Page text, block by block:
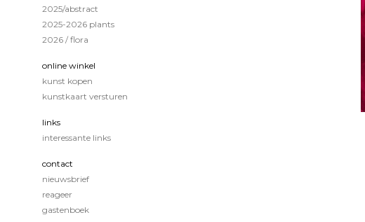
2025/abstract
2025-2026 plants
2026 / flora
online winkel
kunst kopen
kunstkaart versturen
links
interessante links
contact
nieuwsbrief
reageer
gastenboek